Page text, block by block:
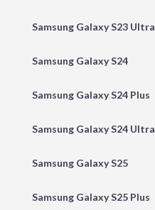
Samsung Galaxy S23 Ultra
Samsung Galaxy S24
Samsung Galaxy S24 Plus
Samsung Galaxy S24 Ultra
Samsung Galaxy S25
Samsung Galaxy S25 Plus